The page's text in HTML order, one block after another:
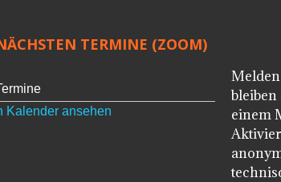
TERMINE (ZOOM)
Kalender ansehen
bleiben
einem